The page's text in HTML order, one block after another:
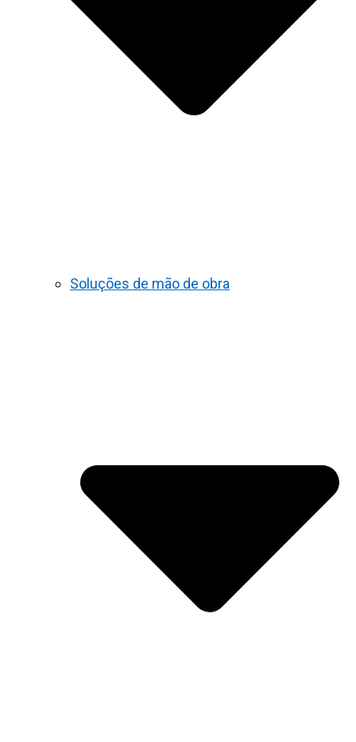
Soluções de mão de obra